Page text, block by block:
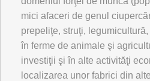
mici afaceri de genul
prepeliţe, struţi,
în ferme de animale şi
investiţii şi în alte activităţi
localizarea unor fabrici din